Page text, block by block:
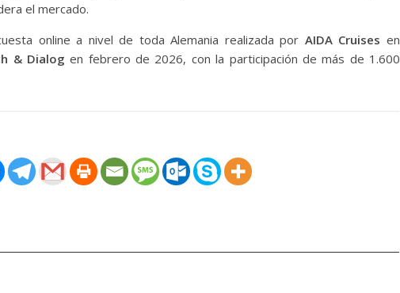
el mercado.
online a nivel de toda Alemania realizada por AIDA Cruises en
& Dialog en febrero de 2026, con la participación de más de 1.600